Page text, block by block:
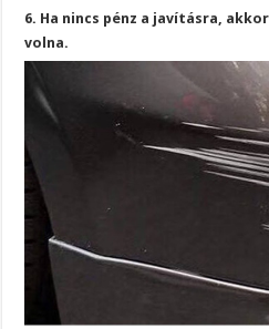
6. Ha nincs pénz a javításra,
volna.